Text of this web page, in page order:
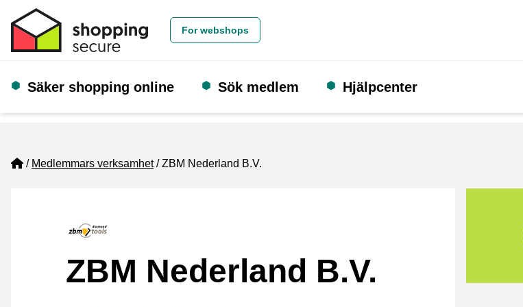
For webshops
Säker shopping online Sök medlem Hjälpcenter
Home
Medlemmars verksamhet ZBM Nederland B.V.
ZBM Nederland B.V.